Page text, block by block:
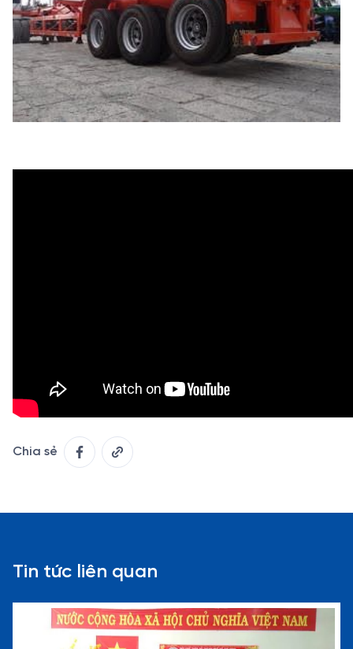
Chia sẻ
Tin tức liên quan